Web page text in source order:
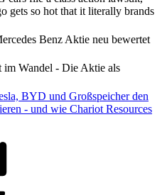
gets so hot that it literally brands
Benz Aktie neu bewertet
im Wandel - Die Aktie als
BYD und Großspeicher den
- und wie Chariot Resources